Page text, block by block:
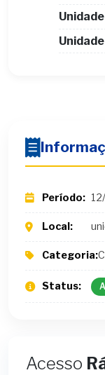
Período:
Local:
Categoria:
Status:
Acesso